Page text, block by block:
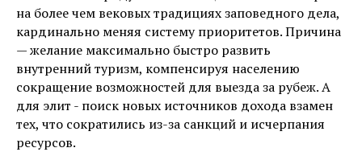
на более чем вековых традициях заповедного дела,
кардинально меняя систему приоритетов. Причина
— желание максимально быстро развить
внутренний туризм, компенсируя населению
сокращение возможностей для выезда за рубеж. А
для элит - поиск новых источников дохода взамен
тех, что сократились из-за санкций и исчерпания
ресурсов.